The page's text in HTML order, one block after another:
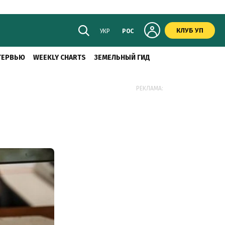
УКР РОС КЛУБ УП
WEEKLY CHARTS ЗЕМЕЛЬНЫЙ ГИД
РЕКЛАМА: